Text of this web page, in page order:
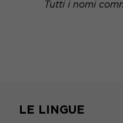
Tutti i nomi
LE LINGUE